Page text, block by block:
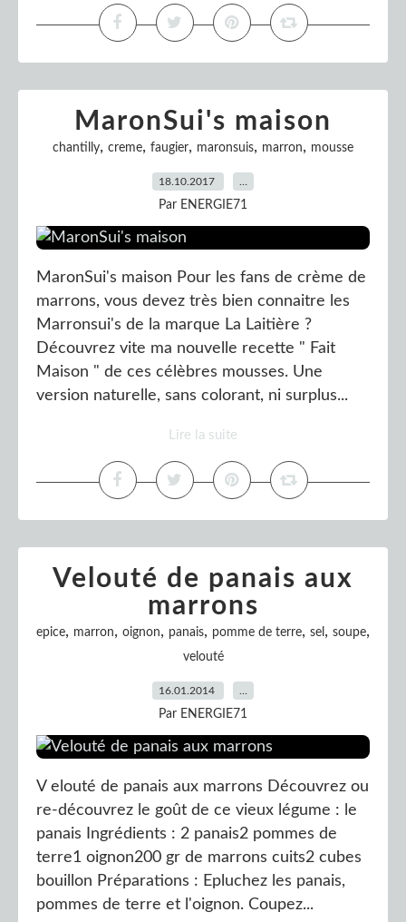
MaronSui's maison
chantilly, creme, faugier, maronsuis, marron, mousse
18.10.2017
Par ENERGIE71
MaronSui's maison Pour les fans de crème de
marrons, vous devez très bien connaitre les
Marronsui's de la marque La Laitière ?
Découvrez vite ma nouvelle recette " Fait
Maison " de ces célèbres mousses. Une
version naturelle, sans colorant, ni surplus...
Lire la suite
Velouté de panais aux
marrons
epice, marron, oignon, panais, pomme de terre, sel , soupe,
velouté
16.01.2014
Par ENERGIE71
V elouté de panais aux marrons Découvrez ou
re-découvrez le goût de ce vieux légume : le
panais Ingrédients : 2 panais2 pommes de
terre1 oignon200 gr de marrons cuits2 cubes
bouillon Préparations : Epluchez les panais,
pommes de terre et l'oignon. Coupez...